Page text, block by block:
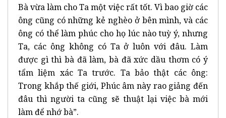
Bà vừa làm cho Ta một việc rất tốt. Vì bao giờ các
ông cũng có những kẻ nghèo ở bên mình, và các
ông có thể làm phúc cho họ lúc nào tuỳ ý, nhưng
Ta, các ông không có Ta ở luôn với đâu. Làm
được gì thì bà đã làm, bà đã xức dầu thơm có ý
tẩm liệm xác Ta trước. Ta bảo thật các ông:
Trong khắp thế giới, Phúc âm này rao giảng đến
đâu thì người ta cũng sẽ thuật lại việc bà mới
làm để nhớ bà”.